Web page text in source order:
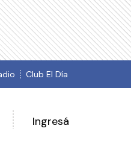
Club El Día
Ingresá